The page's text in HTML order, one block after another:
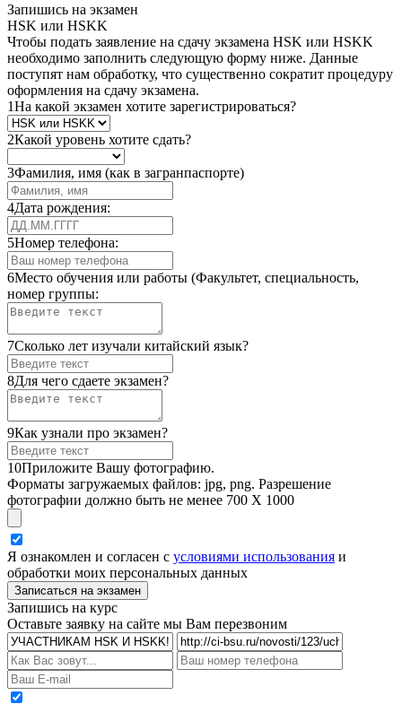
Запишись на экзамен
HSK или HSKK
Чтобы подать заявление на сдачу экзамена HSK или HSKK
необходимо заполнить следующую форму ниже. Данные
поступят нам обработку, что существенно сократит процедуру
оформления на сдачу экзамена.
1На какой экзамен хотите зарегистрироваться?
2Какой уровень хотите сдать?
3Фамилия, имя (как в загранпаспорте)
4Дата рождения:
5Номер телефона:
6Место обучения или работы (Факультет, специальность,
номер группы:
7Сколько лет изучали китайский язык?
8Для чего сдаете экзамен?
9Как узнали про экзамен?
10Приложите Вашу фотографию.
Форматы загружаемых файлов: jpg, png. Разрешение
фотографии должно быть не менее 700 Х 1000
Я ознакомлен и согласен с условиями использования и
обработки моих персональных данных
Запишись на курс
Оставьте заявку на сайте мы Вам перезвоним